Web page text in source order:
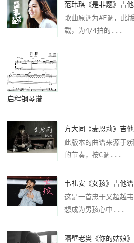
范玮琪《是非题》吉
歌曲原调为#F调，此
载，为4/4拍的...
启程钢琴谱
方大同《麦恩莉》吉
此版本的曲谱来源于
的节奏，按C调...
韦礼安《女孩》吉他
这是一首忠于又超越
想成为男孩心中...
隔壁老樊《你的姑娘